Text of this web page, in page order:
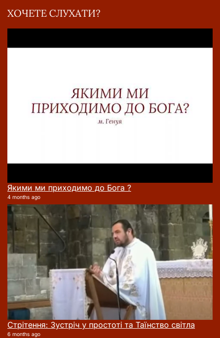
ХОЧЕТЕ СЛУХАТИ?
Якими ми приходимо до Бога ?
4 months ago
Стрітення: Зустріч у простоті та Таїнство світла
6 months ago